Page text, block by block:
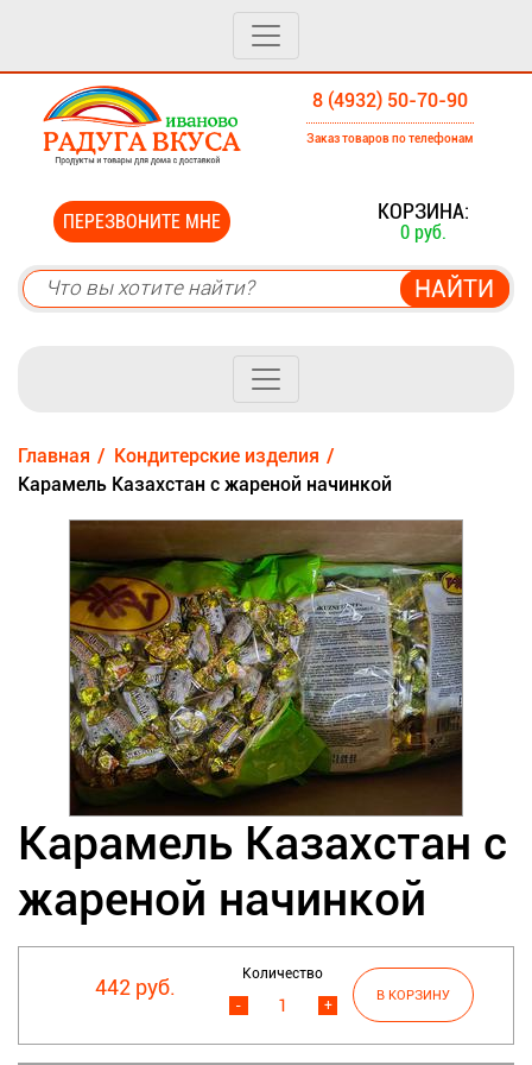
8 (4932) 50-70-90
Заказ товаров по телефонам
ПЕРЕЗВОНИТЕ МНЕ КОРЗИНА:
0 руб.
Главная
Кондитерские изделия
Карамель Казахстан с жареной начинкой
Карамель Казахстан с
жареной начинкой
442 руб.
Количество
+
-